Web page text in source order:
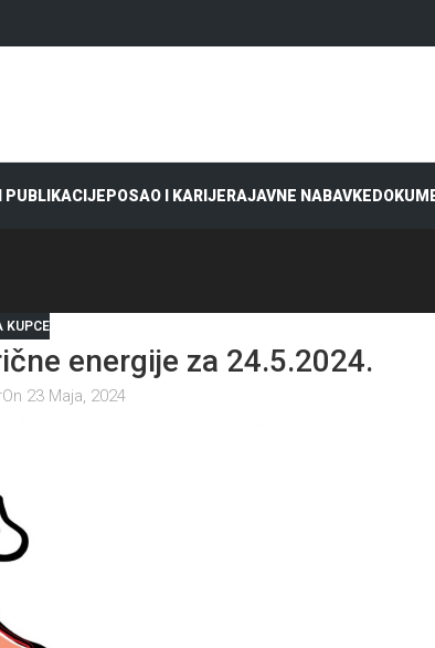
PUBLIKACIJEPOSAO I KARIJERAJAVNE NABAVKE
KUPCE
energije za 24.5.2024.
On 23 Maja, 2024